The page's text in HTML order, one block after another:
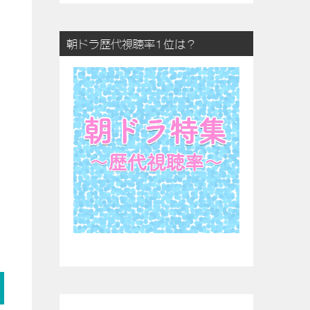
朝ドラ歴代視聴率1位は？